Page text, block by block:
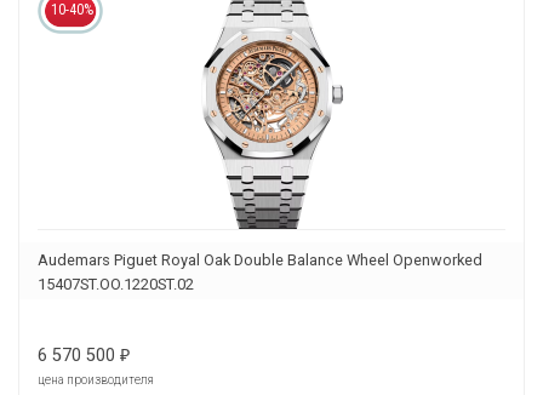
10-40%
Audemars Piguet Royal Oak Double Balance Wheel Openworked
15407ST.OO.1220ST.02
6 570 500 ₽
цена производителя